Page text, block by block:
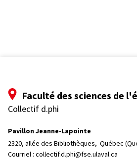
Faculté des sciences de
Collectif d.phi
Pavillon Jeanne-Lapointe
2320, allée des Bibliothèques, Québec
Courriel : collectif.d.phi@fse.ulaval.ca